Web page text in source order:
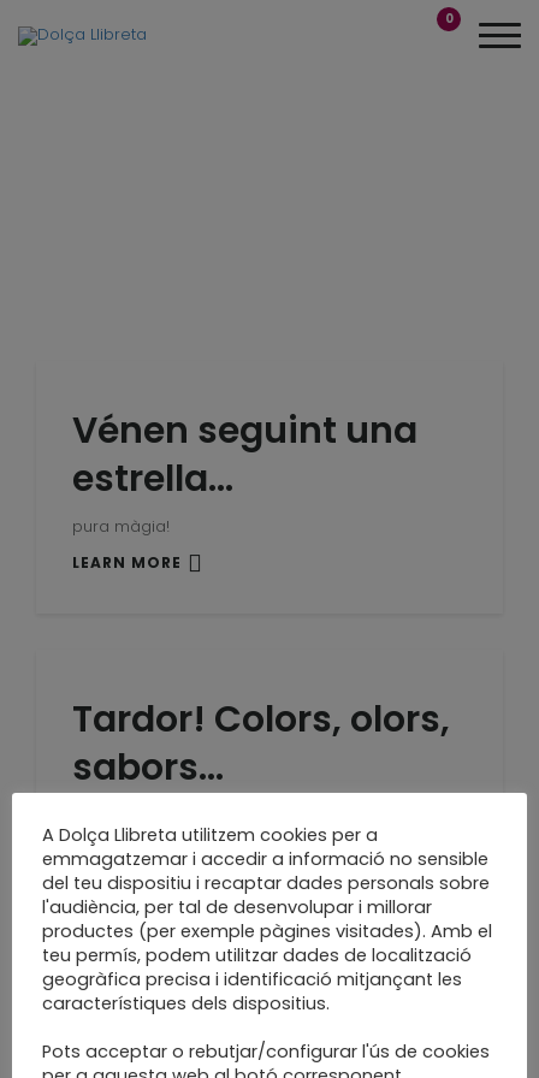
0
Vénen seguint una
estrella…
pura màgia!
LEARN MORE
Tardor! Colors, olors,
sabors…
LEARN MORE
Persianes amunt,
torno a la feina!
A Dolça Llibreta utilitzem cookies per a
emmagatzemar i accedir a informació no sensible
del teu dispositiu i recaptar dades personals sobre
l'audiència, per tal de desenvolupar i millorar
productes (per exemple pàgines visitades). Amb el
teu permís, podem utilitzar dades de localització
geogràfica precisa i identificació mitjançant les
característiques dels dispositius.
Pots acceptar o rebutjar/configurar l'ús de cookies